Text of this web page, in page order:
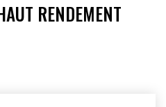
RENDEMENT